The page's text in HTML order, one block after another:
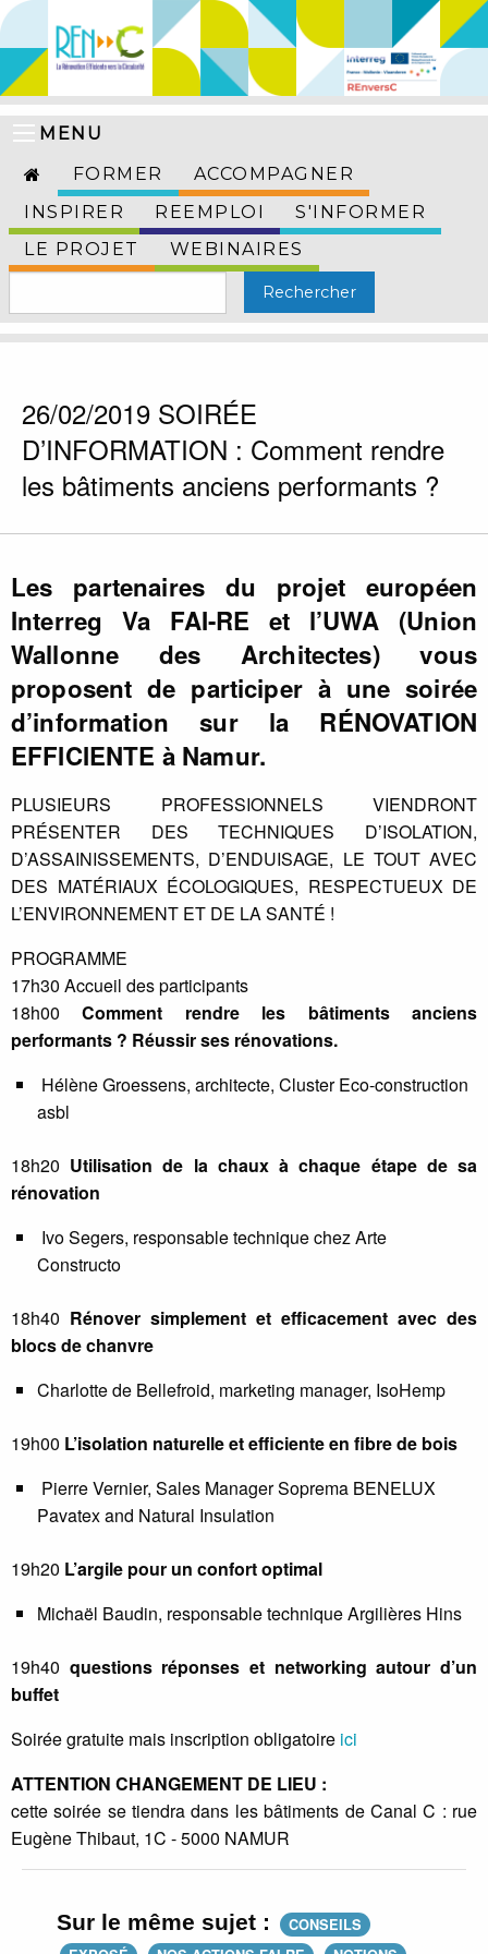
MENU
FORMER
ACCOMPAGNER
INSPIRER
REEMPLOI
S'INFORMER
LE PROJET
WEBINAIRES
26/02/2019 SOIRÉE
D’INFORMATION : Comment rendre
les bâtiments anciens performants ?
Les partenaires du projet européen
Interreg Va FAI-RE et l’UWA (Union
Wallonne des Architectes) vous
proposent de participer à une soirée
d’information sur la RÉNOVATION
EFFICIENTE à Namur.
PLUSIEURS PROFESSIONNELS VIENDRONT
PRÉSENTER DES TECHNIQUES D’ISOLATION,
D’ASSAINISSEMENTS, D’ENDUISAGE, LE TOUT AVEC
DES MATÉRIAUX ÉCOLOGIQUES, RESPECTUEUX DE
L’ENVIRONNEMENT ET DE LA SANTÉ !
PROGRAMME
17h30 Accueil des participants
18h00Comment rendre les bâtiments anciens
performants ? Réussir ses rénovations.
Hélène Groessens, architecte, Cluster Eco-construction
asbl
18h20 Utilisation de la chaux à chaque étape de sa
rénovation
Ivo Segers, responsable technique chez Arte
Constructo
18h40 Rénover simplement et efficacement avec des
blocs de chanvre
Charlotte de Bellefroid, marketing manager, IsoHemp
19h00 L’isolation naturelle et efficiente en fibre de bois
Pierre Vernier, Sales Manager Soprema BENELUX
Pavatex and Natural Insulation
19h20 L’argile pour un confort optimal
Michaël Baudin, responsable technique Argilières Hins
19h40 questions réponses et networking autour d’un
buffet
Soirée gratuite mais inscription obligatoire ici
ATTENTION CHANGEMENT DE LIEU :
cette soirée se tiendra dans les bâtiments de Canal C : rue
Eugène Thibaut, 1C - 5000 NAMUR
Sur le même sujet :
CONSEILS